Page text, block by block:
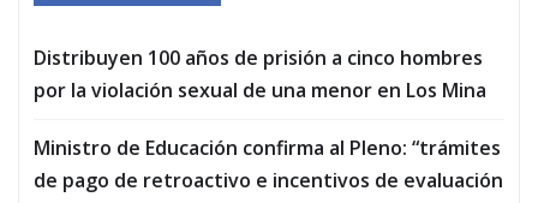
Distribuyen 100 años de prisión a cinco hombres
por la violación sexual de una menor en Los Mina
Ministro de Educación confirma al Pleno: “trámites
de pago de retroactivo e incentivos de evaluación